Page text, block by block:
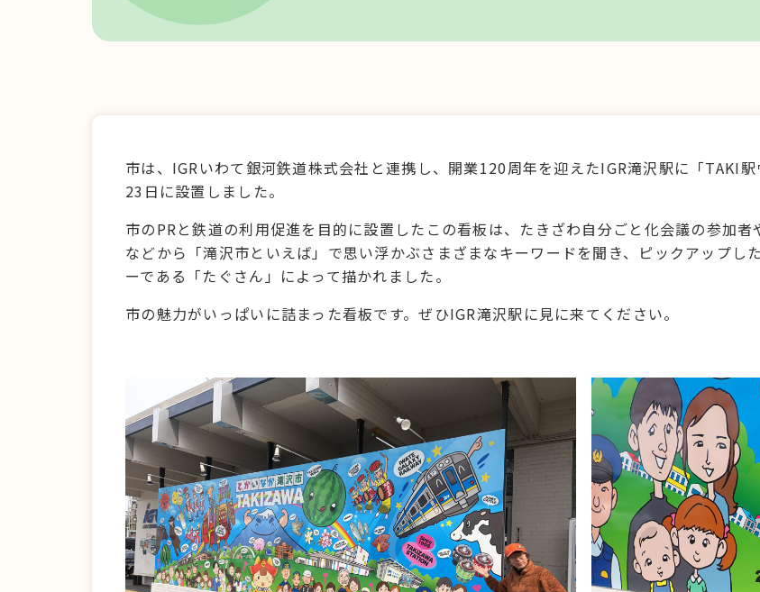
市は、IGRいわて銀河鉄道株式会社と連携し、開業120周年を迎えたIGR滝沢駅に「TAKI
23日に設置しました。
市のPRと鉄道の利用促進を目的に設置したこの看板は、たきざわ自分ごと化会議の参加
などから「滝沢市といえば」で思い浮かぶさまざまなキーワードを聞き、ピックアップし
ーである「たぐさん」によって描かれました。
市の魅力がいっぱいに詰まった看板です。ぜひIGR滝沢駅に見に来てください。